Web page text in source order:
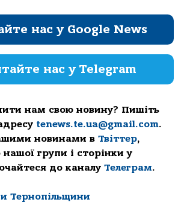
нас у Google News
нас у Telegram
нам свою новину? Пишіть
tenews.te.ua@gmail.com.
новинами в Твіттер,
групи і сторінки у
до каналу Телеграм.
Тернопільщини